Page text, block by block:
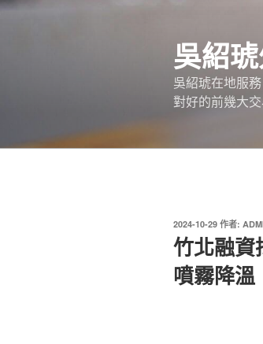
跳
吳紹
吳紹琥在地服
對好的前幾大交
發
佈
於
2024-10-29 作者:
竹北融資
噴霧降溫